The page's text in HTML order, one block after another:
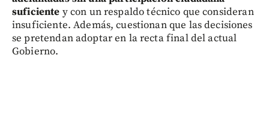
suficiente y con un respaldo técnico que consideran
insuficiente. Además, cuestionan que las decisiones
se pretendan adoptar en la recta final del actual
Gobierno.